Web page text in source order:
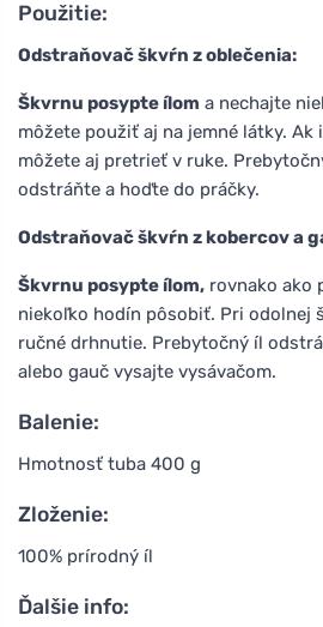
Použitie:
Odstraňovač škvŕn z oblečenia:
Škvrnu posypte ílom a nechajte
môžete použiť aj na jemné látky. Ak
môžete aj pretrieť v ruke.
odstráňte a hoďte do práčky.
Odstraňovač škvŕn z kobercov a
Škvrnu posypte ílom, rovnako ako
niekoľko hodín pôsobiť. Pri odolnej
ručné drhnutie. Prebytočný íl
alebo gauč vysajte vysávačom.
Balenie:
Hmotnosť tuba 400 g
Zloženie:
100% prírodný íl
Ďalšie info: